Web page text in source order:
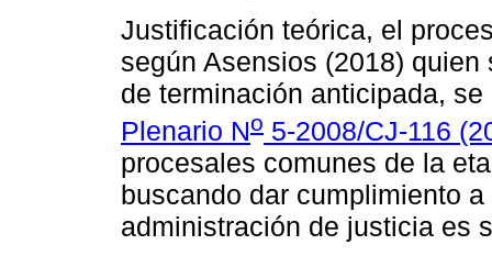
Justificación teórica, el
según Asensios (2018)
de terminación anticipada,
Plenario No 5-2008/CJ-116
procesales comunes de la
buscando dar cumplimiento
administración de justicia es